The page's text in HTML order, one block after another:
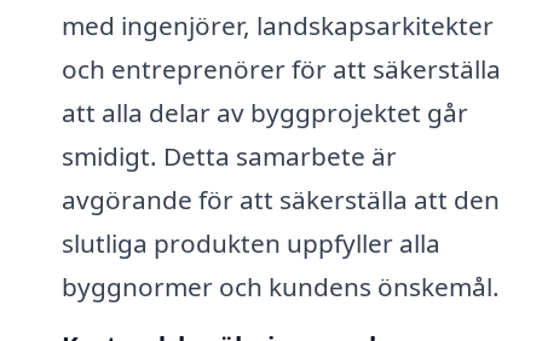
med ingenjörer, landskapsarkitekter
och entreprenörer för att säkerställa
att alla delar av byggprojektet går
smidigt. Detta samarbete är
avgörande för att säkerställa att den
slutliga produkten uppfyller alla
byggnormer och kundens önskemål.